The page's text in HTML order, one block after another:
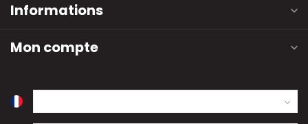
Informations
Mon compte